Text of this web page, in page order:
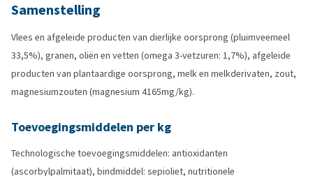
Samenstelling
Vlees en afgeleide producten van dierlijke oorsprong (pluimveemeel
33,5%), granen, oliën en vetten (omega 3-vetzuren: 1,7%), afgeleide
producten van plantaardige oorsprong, melk en melkderivaten, zout,
magnesiumzouten (magnesium 4165mg/kg).
Toevoegingsmiddelen per kg
Technologische toevoegingsmiddelen: antioxidanten
(ascorbylpalmitaat), bindmiddel: sepioliet, nutritionele